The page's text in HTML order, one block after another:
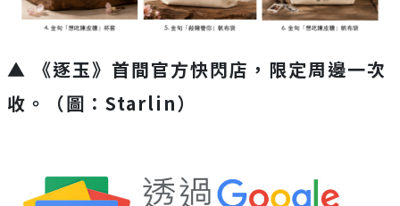
▲ 《逐玉》首間官方快閃店，限定周邊一次
收。（圖：Starlin）